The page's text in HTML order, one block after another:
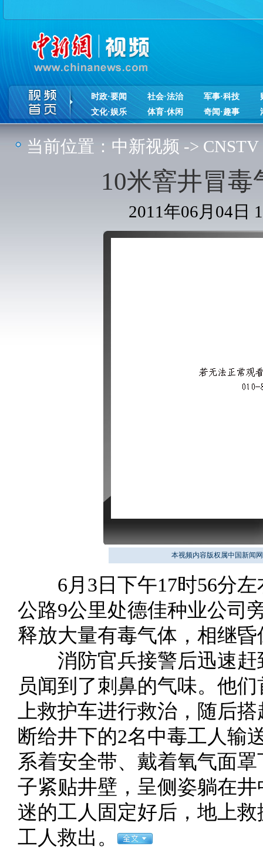
时政·要闻 社会·法治 军事·科技
文化·娱乐
体育·休闲 奇闻·趣事
当前位置： 中新视频 -> CNSTV
10米窨井冒
2011年06月04
本视频内容版权属中国新闻
6月3日下午17时56分左
公路9公里处德佳种业公司
释放大量有毒气体，相继昏
消防官兵接警后迅速赶
员闻到了刺鼻的气味。他
上救护车进行救治，随后
断给井下的2名中毒工人输
系着安全带、戴着氧气面
子紧贴井壁，呈侧姿躺在
迷的工人固定好后，地上
工人救出。